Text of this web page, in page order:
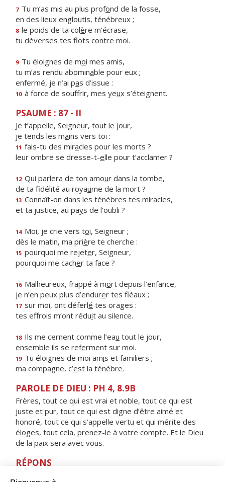
7 Tu m’as mis au plus profond de la fosse,
en des lieux engloutis, ténébreux ;
8 le poids de ta colère m’écrase,
tu déverses tes flots contre moi.
9 Tu éloignes de moi mes amis,
tu m’as rendu abominable pour eux ;
enfermé, je n’ai pas d’issue :
10 à force de souffrir, mes yeux s’éteignent.
PSAUME : 87 - II
Je t’appelle, Seigneur, tout le jour,
je tends les mains vers toi :
11 fais-tu des miracles pour les morts ?
leur ombre se dresse-t-elle pour t’acclamer ?
12 Qui parlera de ton amour dans la tombe,
de ta fidélité au royaume de la mort ?
13 Connaît-on dans les ténèbres tes miracles,
et ta justice, au pays de l’oubli ?
14 Moi, je crie vers toi, Seigneur ;
dès le matin, ma prière te cherche :
15 pourquoi me rejeter, Seigneur,
pourquoi me cacher ta face ?
16 Malheureux, frappé à mort depuis l’enfance,
je n’en peux plus d’endurer tes fléaux ;
17 sur moi, ont déferlé tes orages :
tes effrois m’ont réduit au silence.
18 Ils me cernent comme l’eau tout le jour,
ensemble ils se referment sur moi.
19 Tu éloignes de moi amis et familiers ;
ma compagne, c’est la ténèbre.
PAROLE DE DIEU : PH 4, 8.9B
Frères, tout ce qui est vrai et noble, tout ce qui est
juste et pur, tout ce qui est digne d’être aimé et
honoré, tout ce qui s’appelle vertu et qui mérite des
éloges, tout cela, prenez-le à votre compte. Et le Dieu
de la paix sera avec vous.
RÉPONS